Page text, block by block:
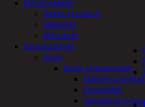
Elintarvikkeet
Keksit ja piparit
Makeiset
Mausteet
Kausituotteet
Joulu
Joulu- ja kausivalot
Eläimet ja tontut
Kyntteliköt
Valoketjut ja